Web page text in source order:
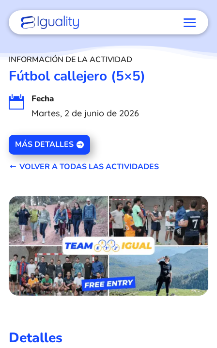
INFORMACIÓN DE LA ACTIVIDAD
Fútbol callejero (5×5)

Fecha
Martes, 2 de junio de 2026
MÁS DETALLES
VOLVER A TODAS LAS ACTIVIDADES
Detalles